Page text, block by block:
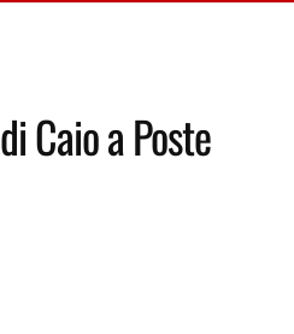
Caio a Poste